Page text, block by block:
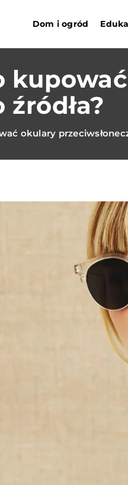
Dom i ogród
okulary